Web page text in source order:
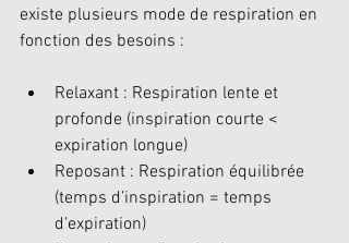
existe plusieurs mode de respiration en
fonction des besoins :
Relaxant : Respiration lente et
profonde (inspiration courte <
expiration longue)
Reposant : Respiration équilibrée
(temps d’inspiration = temps
d’expiration)